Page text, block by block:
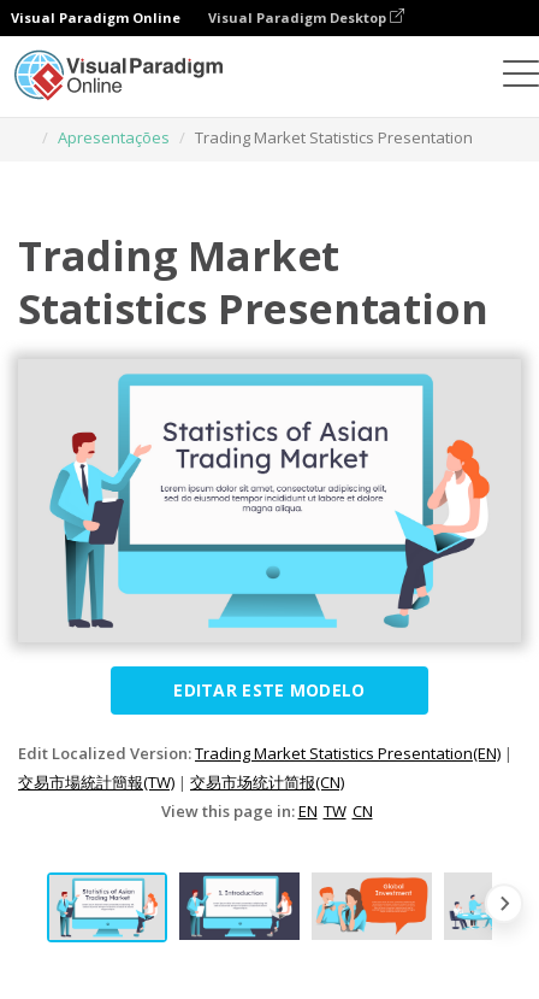
Visual Paradigm Online Visual Paradigm Desktop
Apresentações
Trading Market Statistics Presentation
Trading Market
Statistics Presentation
EDITAR ESTE MODELO
Edit Localized Version:Trading Market Statistics Presentation(EN) |
交易市場統計簡報(TW) | 交易市场统计简报(CN)
View this page in:EN TW CN